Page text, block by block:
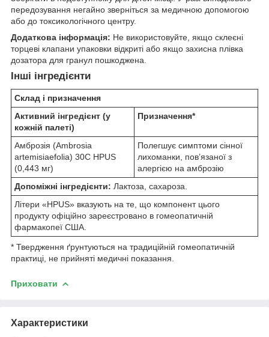
передозування негайно зверніться за медичною допомогою
або до токсикологічного центру.
Додаткова інформація: Не використовуйте, якщо склеєні
торцеві клапани упаковки відкриті або якщо захисна плівка
дозатора для гранул пошкоджена.
Інші інгредієнти
Склад і призначення
Активний інгредієнт (у
кожній палеті)
Призначення*
Амброзія (Ambrosia
artemisiaefolia) 30C HPUS
(0,443 мг)
Полегшує симптоми сінної
лихоманки, пов’язаної з
алергією на амброзію
Допоміжні інгредієнти: Лактоза, сахароза.
Літери «HPUS» вказують на те, що компонент цього
продукту офіційно зареєстровано в гомеопатичній
фармакопеї США.
* Твердження ґрунтуються на традиційній гомеопатичній
практиці, не прийняті медичні показання.
Приховати
Характеристики